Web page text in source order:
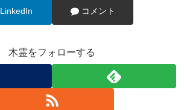
LinkedIn コメント
木霊をフォローする